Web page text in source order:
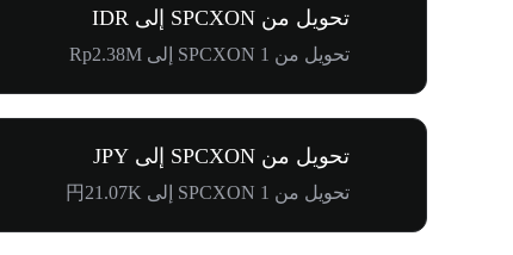
تحويل من SPCXON إلى IDR
تحويل من 1 SPCXON إلى Rp2.38M
تحويل من SPCXON إلى JPY
تحويل من 1 SPCXON إلى 円21.07K